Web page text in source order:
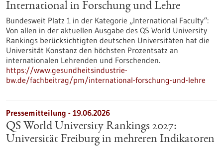
International in Forschung und Lehre
Bundesweit Platz 1 in der Kategorie „International Faculty“:
Von allen in der aktuellen Ausgabe des QS World University
Rankings berücksichtigten deutschen Universitäten hat die
Universität Konstanz den höchsten Prozentsatz an
internationalen Lehrenden und Forschenden.
https://www.gesundheitsindustrie-
bw.de/fachbeitrag/pm/international-forschung-und-lehre
Pressemitteilung - 19.06.2026
QS World University Rankings 2027:
Universität Freiburg in mehreren Indikatoren